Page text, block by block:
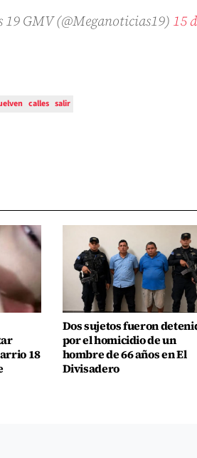
GMV (@Meganoticias19) 15
calles salir
18
Dos sujetos fueron
por el homicidio de un
hombre de 66 años en El
Divisadero